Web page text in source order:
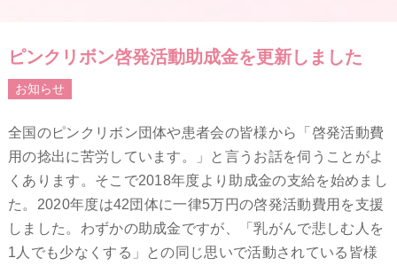
ピンクリボン啓発活動助成金を更新しました
お知らせ
全国のピンクリボン団体や患者会の皆様から「啓発活動費
用の捻出に苦労しています。」と言うお話を伺うことがよ
くあります。そこで2018年度より助成金の支給を始めまし
た。2020年度は42団体に一律5万円の啓発活動費用を支援
しました。わずかの助成金ですが、「乳がんで悲しむ人を
1人でも少なくする」との同じ思いで活動されている皆様